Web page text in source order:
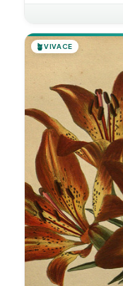
🪴VIVACE